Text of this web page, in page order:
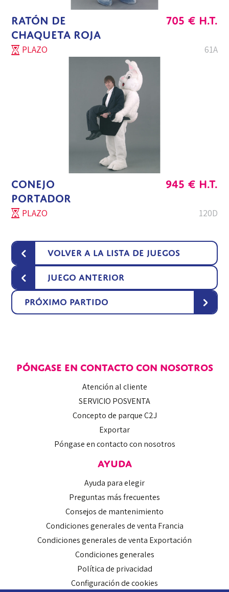
‹ Volver a la lista de juegos
‹ Juego anterior
Próximo partido ›
RATÓN DE
CHAQUETA ROJA
705 € H.T.
PLAZO 61A
CONEJO
PORTADOR
945 € H.T.
PLAZO 120D
PÓNGASE EN CONTACTO CON NOSOTROS
Atención al cliente
SERVICIO POSVENTA
Concepto de parque C2J
Exportar
Póngase en contacto con nosotros
AYUDA
Ayuda para elegir
Preguntas más frecuentes
Consejos de mantenimiento
Condiciones generales de venta Francia
Condiciones generales de venta Exportación
Condiciones generales
Política de privacidad
Configuración de cookies